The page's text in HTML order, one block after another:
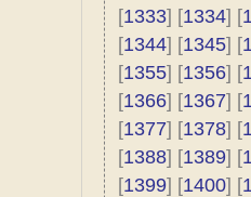
[1333] [1334] [
[1344] [1345] [
[1355] [1356] [
[1366] [1367] [
[1377] [1378] [
[1388] [1389] [
[1399] [1400] [